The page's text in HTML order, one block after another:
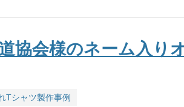
協会様のネーム入り
Tシャツ製作事例